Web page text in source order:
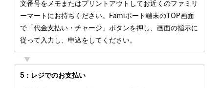
文番号をメモまたはプリントアウトしてお近くのファミリ
ーマートにお持ちください。Famiポート端末のTOP画面
で「代金支払い・チャージ」ボタンを押し、画面の指示に
従って入力し、申込をしてください。
5：レジでのお支払い